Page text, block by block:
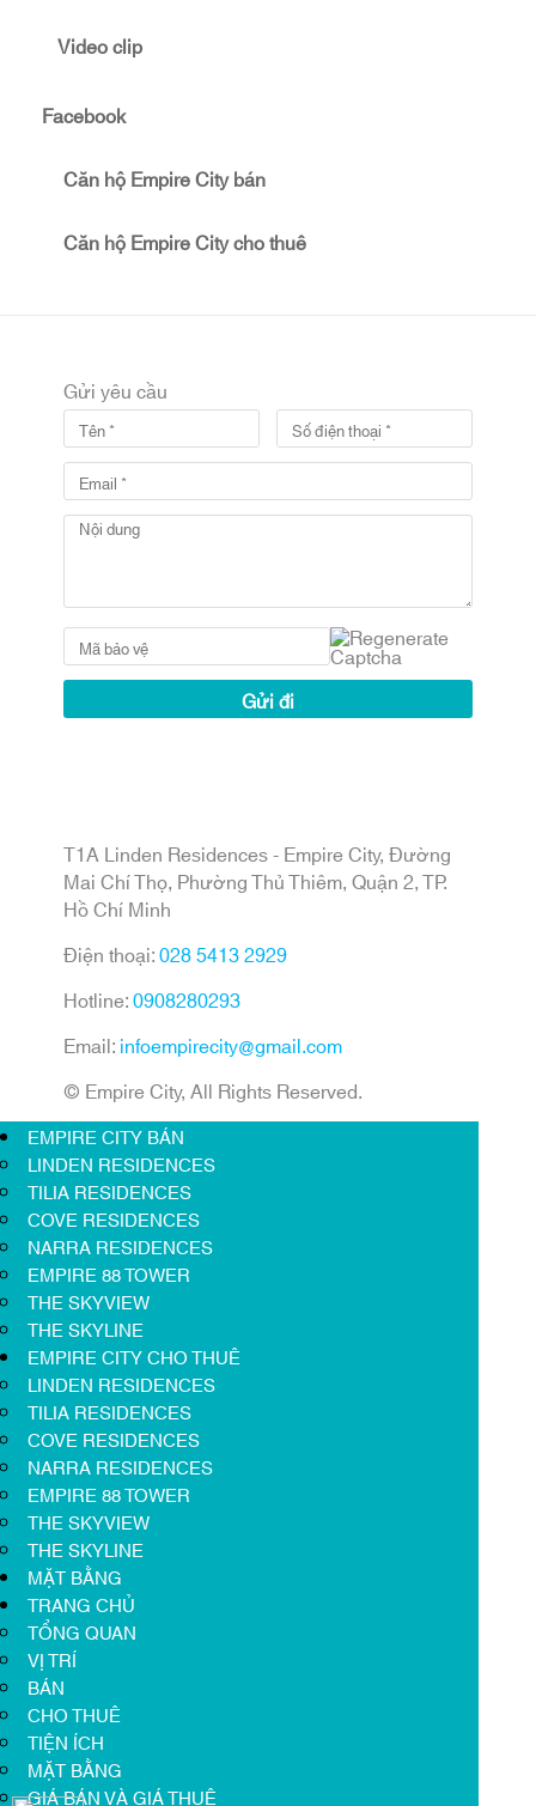
Video clip
Facebook
Căn hộ Empire City bán
Căn hộ Empire City cho thuê
Gửi yêu cầu
T1A Linden Residences - Empire City, Đường
Mai Chí Thọ, Phường Thủ Thiêm, Quận 2, TP.
Hồ Chí Minh
Điện thoại:028 5413 2929
Hotline:0908280293
Email: infoempirecity@gmail.com
© Empire City, All Rights Reserved.
EMPIRE CITY BÁN
LINDEN RESIDENCES
TILIA RESIDENCES
COVE RESIDENCES
NARRA RESIDENCES
EMPIRE 88 TOWER
THE SKYVIEW
THE SKYLINE
EMPIRE CITY CHO THUÊ
LINDEN RESIDENCES
TILIA RESIDENCES
COVE RESIDENCES
NARRA RESIDENCES
EMPIRE 88 TOWER
THE SKYVIEW
THE SKYLINE
MẶT BẰNG
TRANG CHỦ
TỔNG QUAN
VỊ TRÍ
BÁN
CHO THUÊ
TIỆN ÍCH
MẶT BẰNG
GIÁ BÁN VÀ GIÁ THUÊ